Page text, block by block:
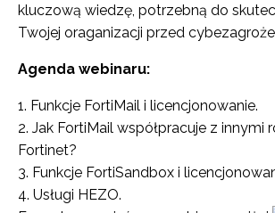
kluczową wiedzę, potrzebną do
Twojej oraganizacji przed
Agenda webinaru:
1. Funkcje FortiMail i licencjonowanie.
2. Jak FortiMail współpracuje z innymi
Fortinet?
3. Funkcje FortiSandbox i
4. Usługi HEZO.